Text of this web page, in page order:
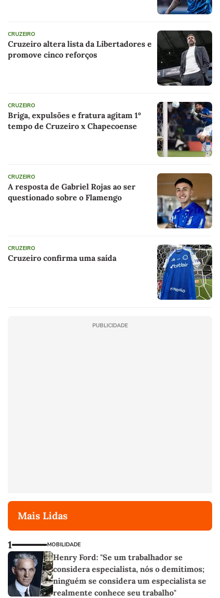
CRUZEIRO
Cruzeiro altera lista da Libertadores e
promove cinco reforços
CRUZEIRO
Briga, expulsões e fratura agitam 1º
tempo de Cruzeiro x Chapecoense
CRUZEIRO
A resposta de Gabriel Rojas ao ser
questionado sobre o Flamengo
CRUZEIRO
Cruzeiro confirma uma saída
PUBLICIDADE
Mais Lidas
1 MOBILIDADE
Henry Ford: "Se um trabalhador se
considera especialista, nós o demitimos;
ninguém se considera um especialista se
realmente conhece seu trabalho"